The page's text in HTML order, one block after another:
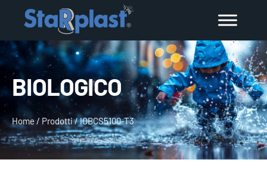
BIOLOGICO
Home/ Prodotti/IOBCS5100-T3